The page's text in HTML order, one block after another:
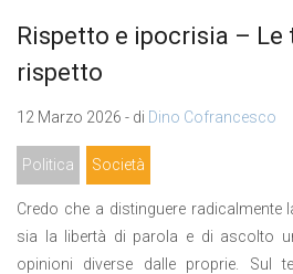
Rispetto e ipocrisia – Le
rispetto
12 Marzo 2026 - di Dino Cofrancesco
Politica Società
Credo che a distinguere radicalmente
sia la libertà di parola e di ascolto
opinioni diverse dalle proprie. Sul